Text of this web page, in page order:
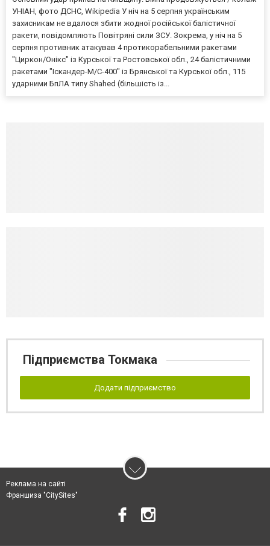
УНІАН, фото ДСНС, Wikipedia У ніч на 5 серпня українським
захисникам не вдалося збити жодної російської балістичної
ракети, повідомляють Повітряні сили ЗСУ. Зокрема, у ніч на 5
серпня противник атакував 4 протикорабельними ракетами
"Циркон/Онікс" із Курської та Ростовської обл., 24 балістичними
ракетами "Іскандер-М/С-400" із Брянської та Курської обл., 115
ударними БпЛА типу Shahed (більшість із...
Підприємства Токмака
Додати підприємство
Реклама на сайті
Франшиза "CitySites"